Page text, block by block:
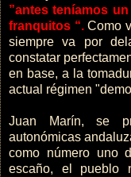
”antes teníamos
franquitos “.Como
siempre va por
constatar
en base, a la
actual régimen
Juan Marín, se
autonómicas
como número uno
escaño, el pueblo